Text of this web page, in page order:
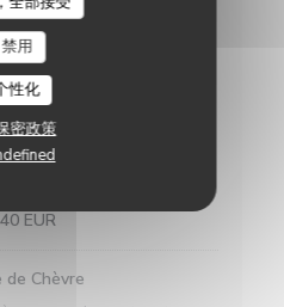
禁用
性化
密政策
sec Italien, Mozzarella,
vinaigre Balsamique.
EUR
de Chèvre